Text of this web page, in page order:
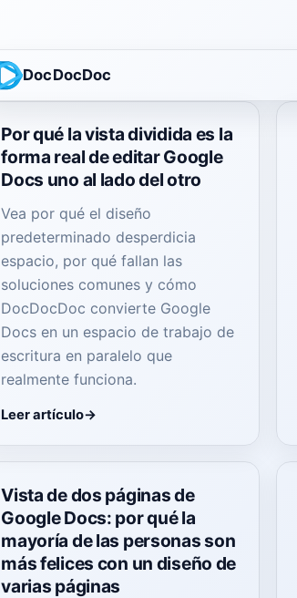
DocDocDoc
Por qué la vista dividida es la
forma real de editar Google
Docs uno al lado del otro
Vea por qué el diseño
predeterminado desperdicia
espacio, por qué fallan las
soluciones comunes y cómo
DocDocDoc convierte Google
Docs en un espacio de trabajo de
escritura en paralelo que
realmente funciona.
Leer artículo
Vista de dos páginas de
Google Docs: por qué la
mayoría de las personas son
más felices con un diseño de
varias páginas